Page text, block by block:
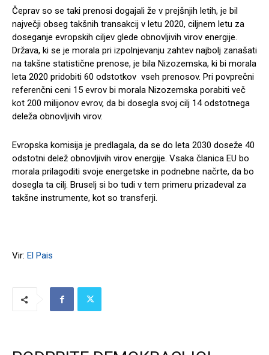
Čeprav so se taki prenosi dogajali že v prejšnjih letih, je bil
največji obseg takšnih transakcij v letu 2020, ciljnem letu za
doseganje evropskih ciljev glede obnovljivih virov energije.
Država, ki se je morala pri izpolnjevanju zahtev najbolj zanašati
na takšne statistične prenose, je bila Nizozemska, ki bi morala
leta 2020 pridobiti 60 odstotkov vseh prenosov. Pri povprečni
referenčni ceni 15 evrov bi morala Nizozemska porabiti več
kot 200 milijonov evrov, da bi dosegla svoj cilj 14 odstotnega
deleža obnovljivih virov.
Evropska komisija je predlagala, da se do leta 2030 doseže 40
odstotni delež obnovljivih virov energije. Vsaka članica EU bo
morala prilagoditi svoje energetske in podnebne načrte, da bo
dosegla ta cilj. Bruselj si bo tudi v tem primeru prizadeval za
takšne instrumente, kot so transferji.
Vir: El Pais